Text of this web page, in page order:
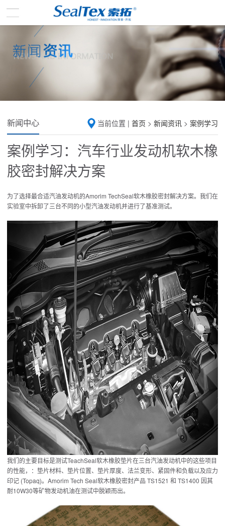
新闻中心 当前位置 |首页 >新闻资讯 >案例学习
案例学习：汽车行业发动机软木橡
胶密封解决方案
为了选择最合适汽油发动机的Amorim TechSeal软木橡胶密封解决方案。我们在
实验室中拆卸了三台不同的小型汽油发动机并进行了基准测试。
我们的主要目标是测试TeachSeal软木橡胶垫片在三台汽油发动机中的这些项目
的性能，：垫片材料、垫片位置、垫片厚度、法兰变形、紧固件和负载以及应力
印记 (Topaq)。Amorim Tech Seal软木橡胶密封产品 TS1521 和 TS1400 因其
耐10W30等矿物发动机油在测试中脱颖而出。